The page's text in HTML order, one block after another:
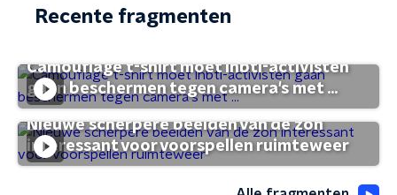
Recente fragmenten
Camouflage t-shirt moet lhbti-activisten
gaan beschermen tegen camera's met ...
Nieuwe scherpere beelden van de zon
interessant voor voorspellen ruimteweer